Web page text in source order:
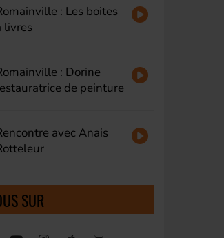
: Les boites
livres
: Dorine
de peinture
avec Anais
SUR